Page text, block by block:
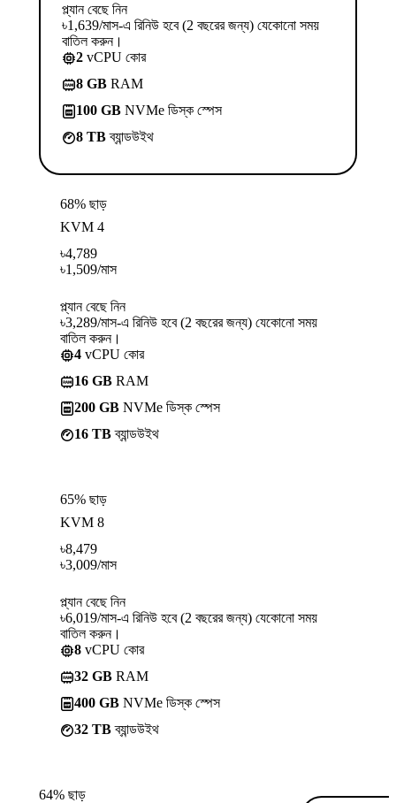
প্ল্যান বেছে নিন
৳1,639/মাস-এ রিনিউ হবে (2 বছরের জন্য) যেকোনো সময়
বাতিল করুন।
2 vCPU কোর
8 GB RAM
100 GB NVMe ডিস্ক স্পেস
8 TBব্যান্ডউইথ
68% ছাড়
KVM 4
৳4,789
৳1,509/মাস
প্ল্যান বেছে নিন
৳3,289/মাস-এ রিনিউ হবে (2 বছরের জন্য) যেকোনো সময়
বাতিল করুন।
4 vCPU কোর
16 GB RAM
200 GB NVMe ডিস্ক স্পেস
16 TBব্যান্ডউইথ
65% ছাড়
KVM 8
৳8,479
৳3,009/মাস
প্ল্যান বেছে নিন
৳6,019/মাস-এ রিনিউ হবে (2 বছরের জন্য) যেকোনো সময়
বাতিল করুন।
8 vCPU কোর
32 GB RAM
400 GB NVMe ডিস্ক স্পেস
32 TBব্যান্ডউইথ
64% ছাড়